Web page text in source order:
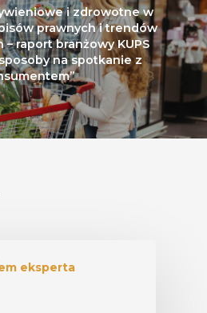
i zdrowotne w
prawnych i trendów
raport branżowy KUPS
na spotkanie z
eksperta